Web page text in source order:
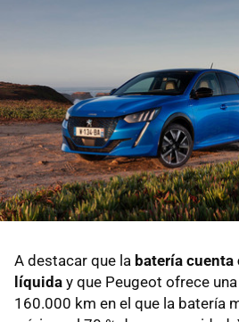
A destacar que la batería
líquida y que Peugeot ofrece
160.000 km en el que la batería